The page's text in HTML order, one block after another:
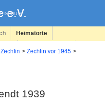
Heimatorte
Zechlin
Zechlin vor 1945
1939